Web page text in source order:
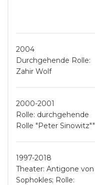
2004
Durchgehende Rolle:
Zahir Wolf
2000-2001
Rolle: durchgehende
Rolle "Peter Sinowitz""
1997-2018
Theater: Antigone von
Sophokles; Rolle: